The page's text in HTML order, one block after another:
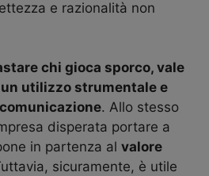
e razionalità non
chi gioca sporco, vale
utilizzo strumentale e
. Allo stesso
disperata portare a
in partenza al valore
sicuramente, è utile